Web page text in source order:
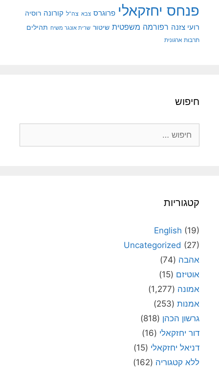
פנחס יחזקאלי פרוגרס צבא צה"ל קורונה רוסיה
רועי צזנה רפורמה משפטית שיטור שרית אונגר משיח תהילים
תרבות ארגונית
חיפוש
קטגוריות
English (19)
Uncategorized (27)
אהבה (74)
אוטיזם (15)
אמונה (1,277)
אמנות (253)
גרשון הכהן (818)
דור יחזקאלי (16)
דניאל יחזקאלי (15)
ללא קטגוריה (162)